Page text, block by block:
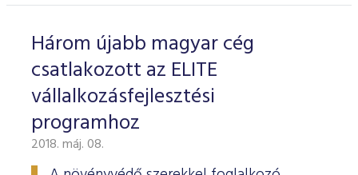
Három újabb magyar cég
csatlakozott az ELITE
vállalkozásfejlesztési
programhoz
2018. máj. 08.